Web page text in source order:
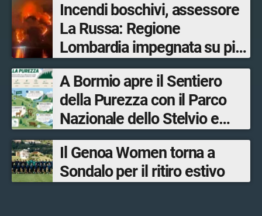
Incendi boschivi, assessore
La Russa: Regione
Lombardia impegnata su più
fronti, 48 volontari coinvolti
tra le province di Lecco,
Sondrio, Milano e Como
A Bormio apre il Sentiero
della Purezza con il Parco
Nazionale dello Stelvio e
Bormio Tourism
Il Genoa Women torna a
Sondalo per il ritiro estivo